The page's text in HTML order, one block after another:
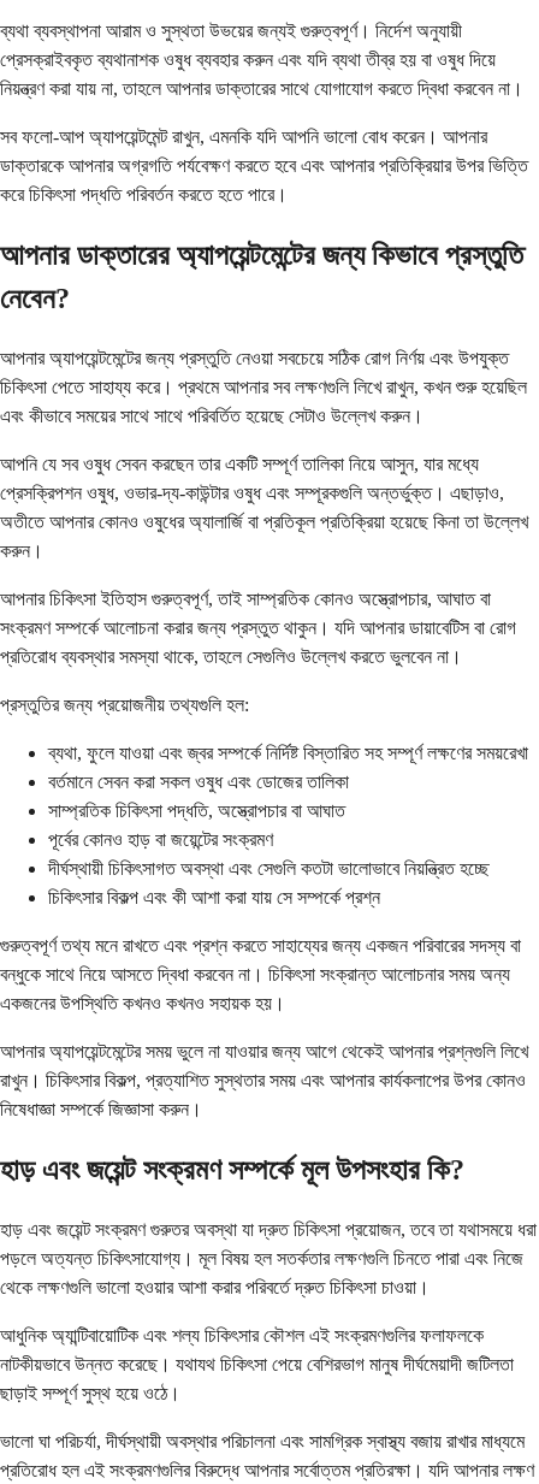
ব্যথা ব্যবস্থাপনা আরাম ও সুস্থতা উভয়ের জন্যই গুরুত্বপূর্ণ। নির্দেশ অনুযায়ী
প্রেসক্রাইবকৃত ব্যথানাশক ওষুধ ব্যবহার করুন এবং যদি ব্যথা তীব্র হয় বা ওষুধ দিয়ে
নিয়ন্ত্রণ করা যায় না, তাহলে আপনার ডাক্তারের সাথে যোগাযোগ করতে দ্বিধা করবেন না।
সব ফলো-আপ অ্যাপয়েন্টমেন্ট রাখুন, এমনকি যদি আপনি ভালো বোধ করেন। আপনার
ডাক্তারকে আপনার অগ্রগতি পর্যবেক্ষণ করতে হবে এবং আপনার প্রতিক্রিয়ার উপর ভিত্তি
করে চিকিৎসা পদ্ধতি পরিবর্তন করতে হতে পারে।
আপনার ডাক্তারের অ্যাপয়েন্টমেন্টের জন্য কিভাবে প্রস্তুতি
নেবেন?
আপনার অ্যাপয়েন্টমেন্টের জন্য প্রস্তুতি নেওয়া সবচেয়ে সঠিক রোগ নির্ণয় এবং উপযুক্ত
চিকিৎসা পেতে সাহায্য করে। প্রথমে আপনার সব লক্ষণগুলি লিখে রাখুন, কখন শুরু হয়েছিল
এবং কীভাবে সময়ের সাথে সাথে পরিবর্তিত হয়েছে সেটাও উল্লেখ করুন।
আপনি যে সব ওষুধ সেবন করছেন তার একটি সম্পূর্ণ তালিকা নিয়ে আসুন, যার মধ্যে
প্রেসক্রিপশন ওষুধ, ওভার-দ্য-কাউন্টার ওষুধ এবং সম্পূরকগুলি অন্তর্ভুক্ত। এছাড়াও,
অতীতে আপনার কোনও ওষুধের অ্যালার্জি বা প্রতিকূল প্রতিক্রিয়া হয়েছে কিনা তা উল্লেখ
করুন।
আপনার চিকিৎসা ইতিহাস গুরুত্বপূর্ণ, তাই সাম্প্রতিক কোনও অস্ত্রোপচার, আঘাত বা
সংক্রমণ সম্পর্কে আলোচনা করার জন্য প্রস্তুত থাকুন। যদি আপনার ডায়াবেটিস বা রোগ
প্রতিরোধ ব্যবস্থার সমস্যা থাকে, তাহলে সেগুলিও উল্লেখ করতে ভুলবেন না।
প্রস্তুতির জন্য প্রয়োজনীয় তথ্যগুলি হল:
ব্যথা, ফুলে যাওয়া এবং জ্বর সম্পর্কে নির্দিষ্ট বিস্তারিত সহ সম্পূর্ণ লক্ষণের সময়রেখা
বর্তমানে সেবন করা সকল ওষুধ এবং ডোজের তালিকা
সাম্প্রতিক চিকিৎসা পদ্ধতি, অস্ত্রোপচার বা আঘাত
পূর্বের কোনও হাড় বা জয়েন্টের সংক্রমণ
দীর্ঘস্থায়ী চিকিৎসাগত অবস্থা এবং সেগুলি কতটা ভালোভাবে নিয়ন্ত্রিত হচ্ছে
চিকিৎসার বিকল্প এবং কী আশা করা যায় সে সম্পর্কে প্রশ্ন
গুরুত্বপূর্ণ তথ্য মনে রাখতে এবং প্রশ্ন করতে সাহায্যের জন্য একজন পরিবারের সদস্য বা
বন্ধুকে সাথে নিয়ে আসতে দ্বিধা করবেন না। চিকিৎসা সংক্রান্ত আলোচনার সময় অন্য
একজনের উপস্থিতি কখনও কখনও সহায়ক হয়।
আপনার অ্যাপয়েন্টমেন্টের সময় ভুলে না যাওয়ার জন্য আগে থেকেই আপনার প্রশ্নগুলি লিখে
রাখুন। চিকিৎসার বিকল্প, প্রত্যাশিত সুস্থতার সময় এবং আপনার কার্যকলাপের উপর কোনও
নিষেধাজ্ঞা সম্পর্কে জিজ্ঞাসা করুন।
হাড় এবং জয়েন্ট সংক্রমণ সম্পর্কে মূল উপসংহার কি?
হাড় এবং জয়েন্ট সংক্রমণ গুরুতর অবস্থা যা দ্রুত চিকিৎসা প্রয়োজন, তবে তা যথাসময়ে ধরা
পড়লে অত্যন্ত চিকিৎসাযোগ্য। মূল বিষয় হল সতর্কতার লক্ষণগুলি চিনতে পারা এবং নিজে
থেকে লক্ষণগুলি ভালো হওয়ার আশা করার পরিবর্তে দ্রুত চিকিৎসা চাওয়া।
আধুনিক অ্যান্টিবায়োটিক এবং শল্য চিকিৎসার কৌশল এই সংক্রমণগুলির ফলাফলকে
নাটকীয়ভাবে উন্নত করেছে। যথাযথ চিকিৎসা পেয়ে বেশিরভাগ মানুষ দীর্ঘমেয়াদী জটিলতা
ছাড়াই সম্পূর্ণ সুস্থ হয়ে ওঠে।
ভালো ঘা পরিচর্যা, দীর্ঘস্থায়ী অবস্থার পরিচালনা এবং সামগ্রিক স্বাস্থ্য বজায় রাখার মাধ্যমে
প্রতিরোধ হল এই সংক্রমণগুলির বিরুদ্ধে আপনার সর্বোত্তম প্রতিরক্ষা। যদি আপনার লক্ষণ